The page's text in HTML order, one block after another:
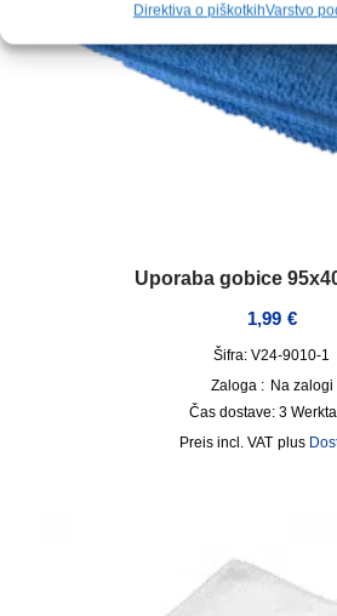
Direktiva o piškotkihVarstvo
Uporaba gobice
1,99 €
Šifra: V24-9010-1
Zaloga : Na zalogi
Čas dostave: 3
incl. VAT plus